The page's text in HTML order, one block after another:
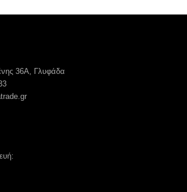
36Α, Γλυφάδα